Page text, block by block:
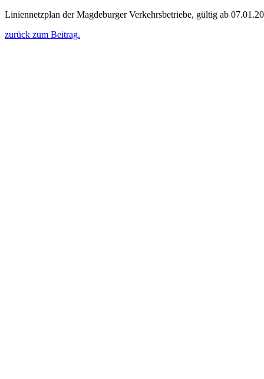
Liniennetzplan der Magdeburger Verkehrsbetriebe, gültig ab
zurück zum Beitrag.